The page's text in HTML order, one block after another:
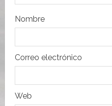
r
a
d
a
s
Nombre
Correo electrónico
Web